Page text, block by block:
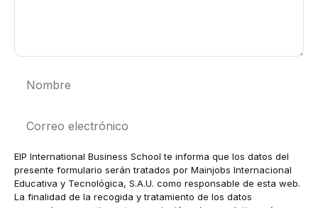
electrónico
EIP International Business School te informa que los datos del
presente formulario serán tratados por Mainjobs Internacional
Educativa y Tecnológica, S.A.U. como responsable de esta web.
La finalidad de la recogida y tratamiento de los datos